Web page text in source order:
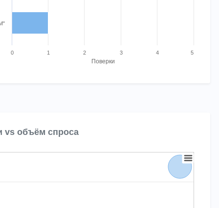
Поверки
0 1 2 3 4 5
vs объём спроса
Bubble charts are scatter charts where each data point also has
displaying Поверок за год. Range: -0.019749430523917994 to
displaying Цена поверки, руб.. Range: 3800 to 4600.